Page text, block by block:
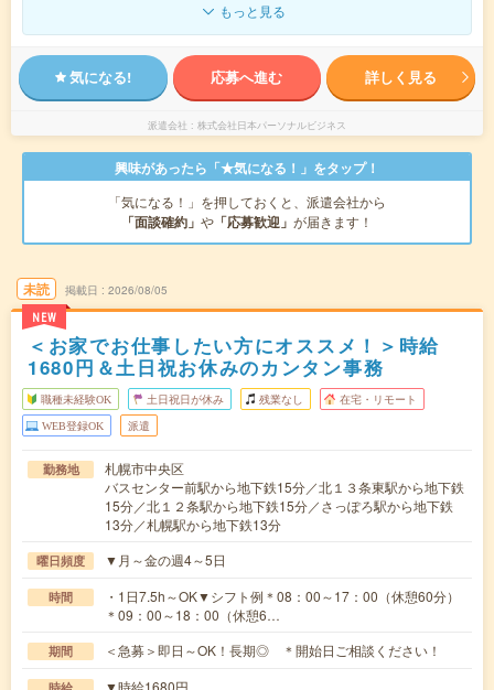
もっと見る
気になる! 応募へ進む 詳しく見る
派遣会社 株式会社日本パーソナルビジネス
興味があったら「★気になる！」をタップ！
「気になる！」を押しておくと、派遣会社から
「面談確約」 や 「応募歓迎」 が届きます！
未読
NEW
掲載日 2026/08/05
＜お家でお仕事したい方にオススメ！＞時給
1680円＆土日祝お休みのカンタン事務
職種未経験OK 土日祝日が休み 残業なし 在宅・リモート
WEB登録OK 派遣
勤務地
札幌市中央区
バスセンター前駅から地下鉄15分／北１３条東駅から地下鉄
15分／北１２条駅から地下鉄15分／さっぽろ駅から地下鉄
13分／札幌駅から地下鉄13分
曜日頻度 ▼月～金の週4～5日
時間
・1日7.5h～OK▼シフト例＊08：00～17：00（休憩60分）
＊09：00～18：00（休憩6…
期間 ＜急募＞即日～OK！長期◎ ＊開始日ご相談ください！
▼時給1680円